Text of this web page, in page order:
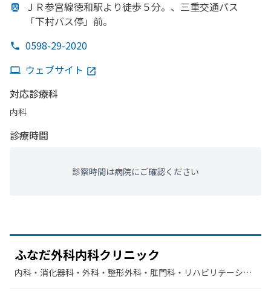
ＪＲ参宮線徳和駅より徒歩５分。、 三重交通バス
「下村バス停」前。
0598-29-2020
ウェブサイト
対応診療科
内科
診療時間
診察時間は病院にご確認ください
ふなだ外科内科クリニック
内科・​消化器科・​外科・​整形外科・​肛門科・​リハビリテーショ